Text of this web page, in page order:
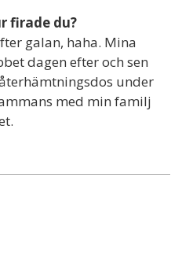
firade du?
galan, haha. Mina
dagen efter och sen
under
med min familj